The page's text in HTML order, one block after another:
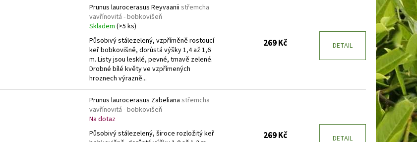
Prunus laurocerasus Reyvaanii střemcha
vavřínovitá - bobkovišeň
Skladem (>5 ks)
Působivý stálezelený, vzpříměně rostoucí
keř bobkovišně, dorůstá výšky 1,4 až 1,6
m. Listy jsou lesklé, pevné, tmavě zelené.
Drobné bílé květy ve vzpřímených
hroznech výrazně...
269 Kč DETAIL
Prunus laurocerasus Zabeliana střemcha
vavřínovitá - bobkovišeň
Na dotaz
Působivý stálezelený, široce rozložitý keř
269 Kč DETAIL